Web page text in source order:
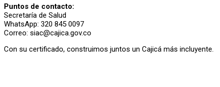
Puntos de contacto:
Secretaría de Salud
WhatsApp: 320 845 0097
Correo: siac@cajica.gov.co
Con su certificado, construimos juntos un Cajicá más incluyente.